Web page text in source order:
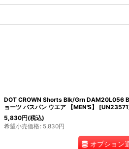
DOT CROWN Shorts Blk/Grn DAM20L056
ョーツ バスパン ウエア 【MEN'S】
[UN23571
5,830円(税込)
希望小売価格: 5,830円
オプション